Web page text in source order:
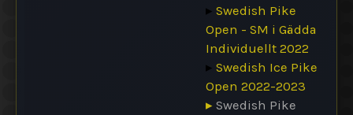
▸ Swedish Pike
Open - SM i Gädda
Individuellt 2022
▸ Swedish Ice Pike
Open 2022-2023
▸ Swedish Pike